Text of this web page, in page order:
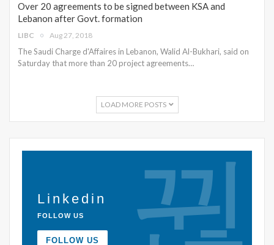
Over 20 agreements to be signed between KSA and
Lebanon after Govt. formation
LIBC Aug 27, 2018
The Saudi Charge d'Affaires in Lebanon, Walid Al-Bukhari, said on
Saturday that more than 20 project agreements…
LOAD MORE POSTS
Linkedin
FOLLOW US
FOLLOW US